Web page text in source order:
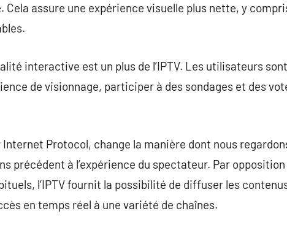
Cela assure une expérience visuelle plus nette, y
interactive est un plus de l’IPTV. Les utilisateurs
de visionnage, participer à des sondages et des
Internet Protocol, change la manière dont nous
précédent à l’expérience du spectateur. Par
l’IPTV fournit la possibilité de diffuser les
en temps réel à une variété de chaînes.